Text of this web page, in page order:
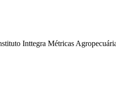
Inttegra Métricas